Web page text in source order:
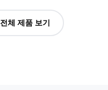
전체 제품 보기